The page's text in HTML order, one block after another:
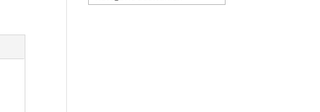
kategorien